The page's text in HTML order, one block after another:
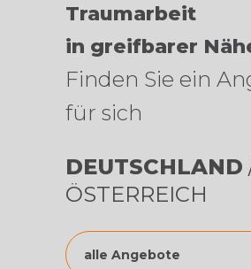
Traumarbeit
in greifbarer
Finden Sie ein
für sich
DEUTSCHLAND
ÖSTERREICH
alle Angebote